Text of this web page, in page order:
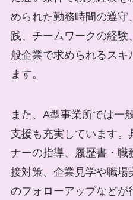
められた勤務時間の遵守
践、チームワークの経験
般企業で求められるスキ
ます。
また、A型事業所では一
支援も充実しています。
ナーの指導、履歴書・職
接対策、企業見学や職場
のフォローアップなどが